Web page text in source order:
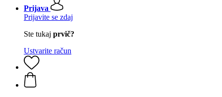
Prijava
Prijavite se zdaj
Ste tukaj prvič?
Ustvarite račun